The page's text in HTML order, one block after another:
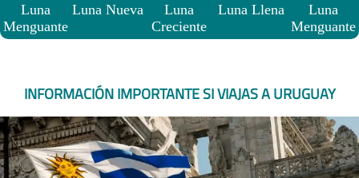
Luna
Menguante
Luna Nueva
Luna
Creciente
Luna Llena
Luna
Menguante
INFORMACIÓN IMPORTANTE SI VIAJAS A URUGUAY